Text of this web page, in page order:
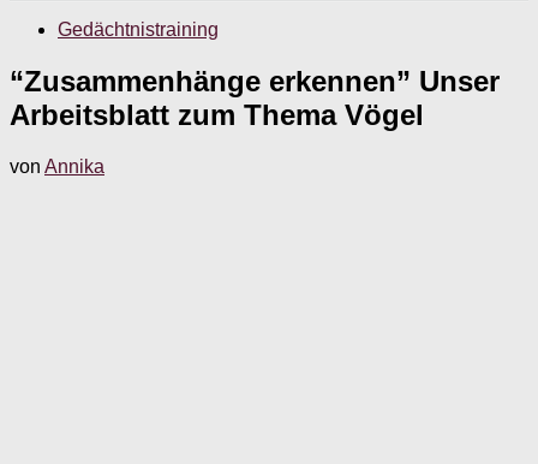
Gedächtnistraining
“Zusammenhänge erkennen” Unser
Arbeitsblatt zum Thema Vögel
von Annika